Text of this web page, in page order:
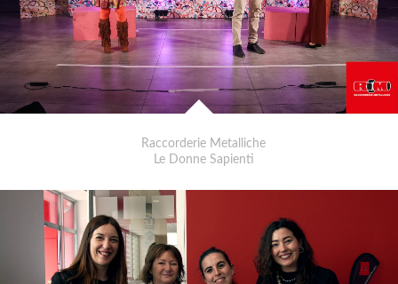
Raccorderie Metalliche
Le Donne Sapienti